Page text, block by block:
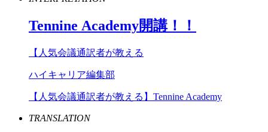
Tennine Academy開講！！
【人気会議通訳者が教える
ハイキャリア編集部
【人気会議通訳者が教える】Tennine Academy
TRANSLATION